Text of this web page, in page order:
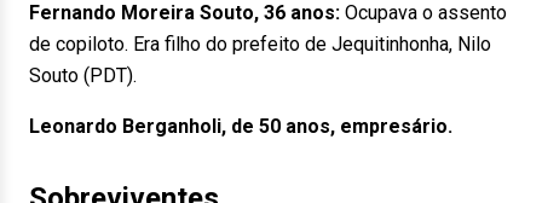
Fernando Moreira Souto, 36 anos: Ocupava o assento
de copiloto. Era filho do prefeito de Jequitinhonha, Nilo
Souto (PDT).
Leonardo Berganholi, de 50 anos, empresário.